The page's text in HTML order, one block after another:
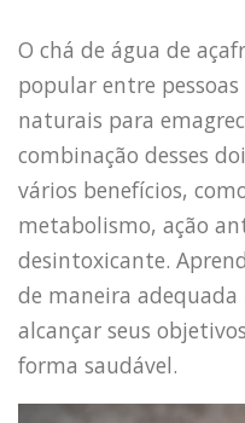
O chá de água de
popular entre
naturais para
combinação desses
vários benefícios,
metabolismo, ação
desintoxicante.
de maneira adequada
alcançar seus
forma saudável.